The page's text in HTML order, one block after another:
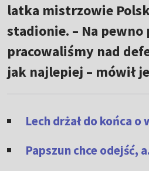
latka mistrzowie
stadionie. – Na pewno
pracowaliśmy nad
jak najlepiej – mówił
Lech drżał do końca o
Papszun chce odejść,